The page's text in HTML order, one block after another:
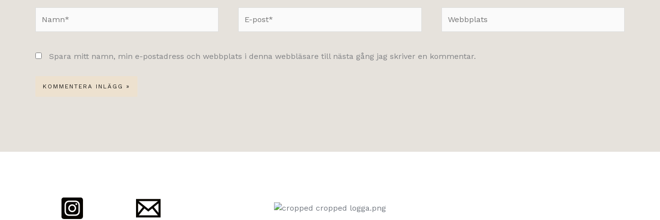
post*
Spara mitt namn, min e-postadress och webbplats i denna webbläsare till nästa gång jag skriver en kommentar.